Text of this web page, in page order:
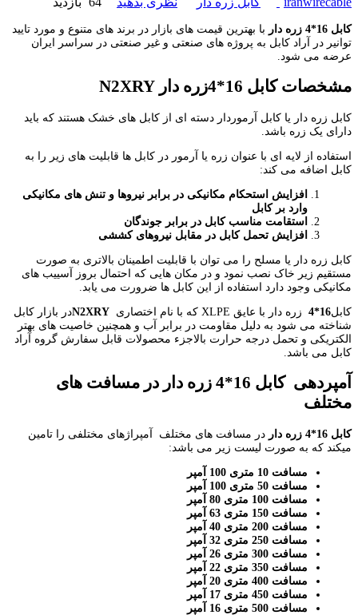
کابل 16*4 زره دار
با بهترین قیمت های بازار در برند های متنوع و مورد تایید
توانیر در آراد کابل به پروژه های صنعتی و غیر صنعتی در سراسر ایران
عرضه می شود.
مشخصات کابل 16*4زره دار N2XRY
کابل زره دار یا کابل آرموردار دسته ای از کابل های خشک هستند که باید
دارای یک زره باشد.
استفاده از لایه ای با عنوان زره یا آرمور در کابل ها قابلیت های زیر را به
کابل اضافه می کند:
افزایش استحکام مکانیکی در برابر نیروها و تنش های مکانیکی
وارد بر کابل
استقامت مناسب کابل در برابر جوندگان
افزایش تحمل کابل در مقابل نیروهای کششی
کابل زره دار یا مسلح را می توان با قابلیت اطمینان بالاتری به صورت
مستقیم زیر خاک نصب نمود و در مکان هایی که احتمال بروز آسییب های
مکانیکی وجود دارد استفاده از این کابل ها ضرورت می یابد.
کابل16*4 زره دار با عایق XLPE که با نام اختصاری N2XRYدر بازار کابل
شناخته می شود به دلیل مقاومت در برابر آب و همچنین خاصیت های بهتر
الکتریکی و تحمل درجه حرارت بالاجزء محصولات قابل سفارش گروه آراد
کابل می باشد.
آمپردهی کابل 16*4 زره دار در مسافت های
مختلف
کابل 16*4 زره دار
در مسافت های مختلف آمپراژهای مختلفی را تامین
میکند که به صورت لیست زیر می باشد:
مسافت 10 متری 100 آمپر
مسافت 50 متری 100 آمپر
مسافت 100 متری 80 آمپر
مسافت 150 متری 63 آمپر
مسافت 200 متری 40 آمپر
مسافت 250 متری 32 آمپر
مسافت 300 متری 26 آمپر
مسافت 350 متری 22 آمپر
مسافت 400 متری 20 آمپر
مسافت 450 متری 17 آمپر
مسافت 500 متری 16 آمپر